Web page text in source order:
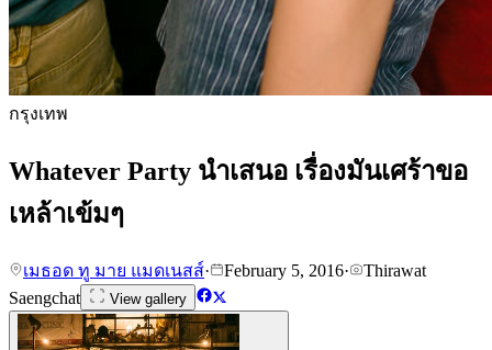
กรุงเทพ
Whatever Party นำเสนอ เรื่องมันเศร้าขอ
เหล้าเข้มๆ
เมธอด ทู มาย แมดเนสส์· February 5, 2016·
Thirawat
Saengchat
View gallery